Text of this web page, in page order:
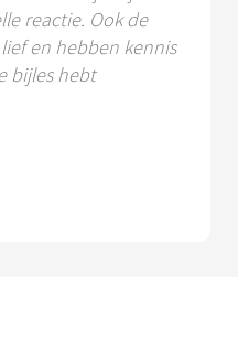
reactie. Ook de
en hebben kennis
bijles hebt